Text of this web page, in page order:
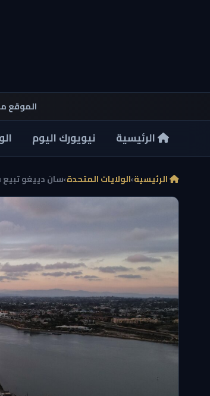
الموقع
الرئيسية نيويورك اليوم
الرئيسية›الولايات المتحدة›سان دييغو